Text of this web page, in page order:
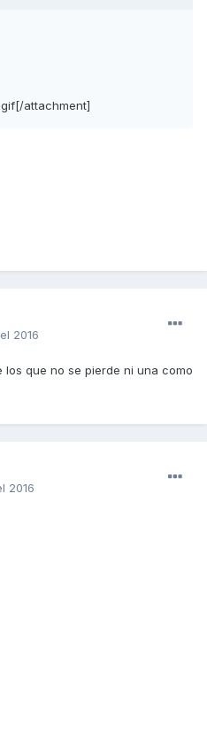
attachment]
2016
que no se pierde ni una como
2016